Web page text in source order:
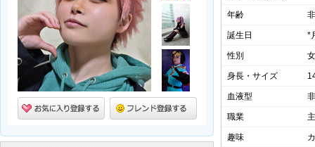
年齢
誕生日 *
性別
身長・サイズ
血液型
職業
趣味